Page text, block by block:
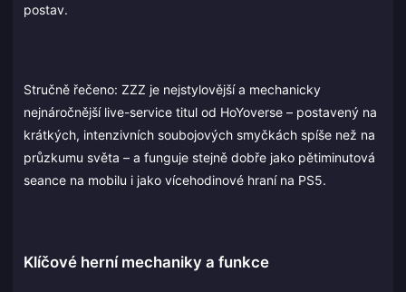
postav.
Stručně řečeno: ZZZ je nejstylovější a mechanicky
nejnáročnější live-service titul od HoYoverse – postavený na
krátkých, intenzivních soubojových smyčkách spíše než na
průzkumu světa – a funguje stejně dobře jako pětiminutová
seance na mobilu i jako vícehodinové hraní na PS5.
Klíčové herní mechaniky a funkce